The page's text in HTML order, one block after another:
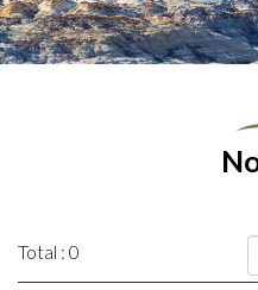
Total : 0